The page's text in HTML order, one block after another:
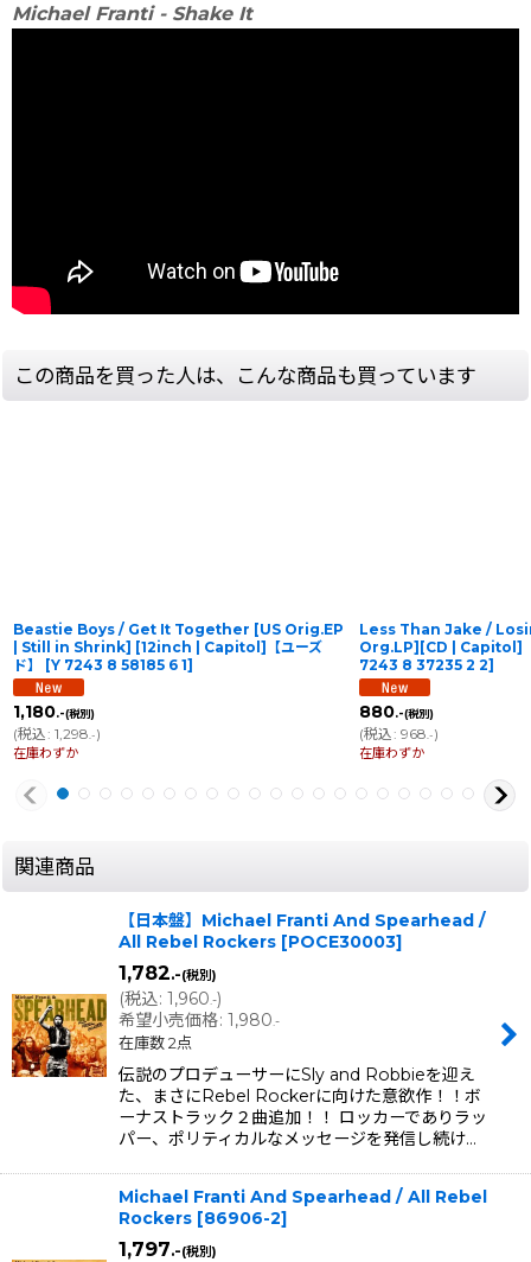
Michael Franti - Shake It
この商品を買った人は、こんな商品も買っています
Beastie Boys / Get It Together [US Orig.EP
| Still in Shrink] [12inch | Capitol]【ユーズ
ド】
[Y 7243 8 58185 6 1]
1,180.-(税別)
(税込: 1,298 .-)
在庫わずか
Less Than Jake /
Org.LP][CD | Capitol]
7243 8 37235 2 2]
880.-(税別)
(税込: 968 .-)
在庫わずか
関連商品
【日本盤】Michael Franti And Spearhead /
All Rebel Rockers [POCE30003]
1,782.-(税別)
(税込: 1,960.-)
希望小売価格: 1,980.-
在庫数 2点
伝説のプロデューサーにSly and Robbieを迎え
た、まさにRebel Rockerに向けた意欲作！！ボ
ーナストラック２曲追加！！ ロッカーでありラッ
パー、ポリティカルなメッセージを発信し続け…
Michael Franti And Spearhead / All Rebel
Rockers [86906-2]
1,797.-(税別)